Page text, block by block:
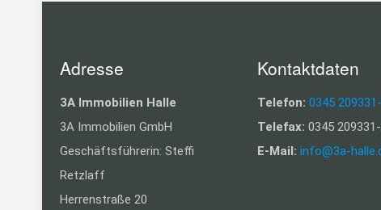
Adresse
3A Immobilien Halle
3A Immobilien GmbH
Geschäftsführerin: Steffi
Retzlaff
Herrenstraße 20
Kontaktdaten
Telefon: 0345
Telefax: 0345
E-Mail: info@3a-